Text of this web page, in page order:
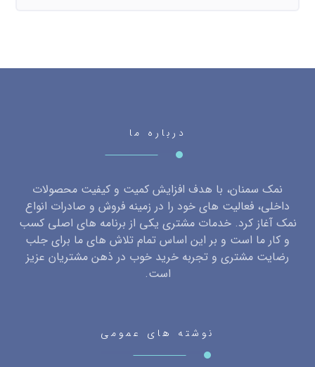
درباره ما
نمک سمنان، با هدف افزایش کمیت و کیفیت محصولات
داخلی، فعالیت های خود را در زمینه فروش و صادرات انواع
نمک آغاز کرد. خدمات مشتری یکی از برنامه های اصلی کسب
و کار ما است و بر این اساس تمام تلاش های ما برای جلب
رضایت مشتری و تجربه خرید خوب در ذهن مشتریان عزیز
است.
نوشته های عمومی